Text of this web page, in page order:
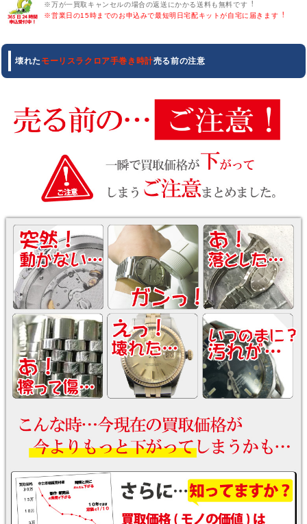
※万が一買取キャンセルの場合の返送にかかる送料も無料です︕
※営業日の15時までのお申込みで最短明日宅配キットが自宅に届きます︕
壊れた モーリスラクロア手巻き時計売る前の注意